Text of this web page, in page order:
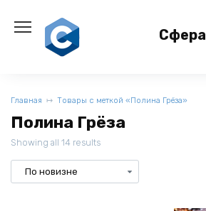
содержанию
Сфера
Главная Товары с меткой «Полина Грёза»
Полина Грёза
Showing all 14 results